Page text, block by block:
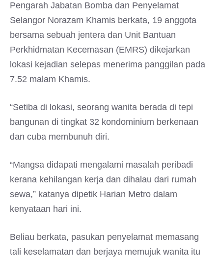
Pengarah Jabatan Bomba dan Penyelamat
Selangor Norazam Khamis berkata, 19 anggota
bersama sebuah jentera dan Unit Bantuan
Perkhidmatan Kecemasan (EMRS) dikejarkan
lokasi kejadian selepas menerima panggilan pada
7.52 malam Khamis.
“Setiba di lokasi, seorang wanita berada di tepi
bangunan di tingkat 32 kondominium berkenaan
dan cuba membunuh diri.
“Mangsa didapati mengalami masalah peribadi
kerana kehilangan kerja dan dihalau dari rumah
sewa,” katanya dipetik Harian Metro dalam
kenyataan hari ini.
Beliau berkata, pasukan penyelamat memasang
tali keselamatan dan berjaya memujuk wanita itu